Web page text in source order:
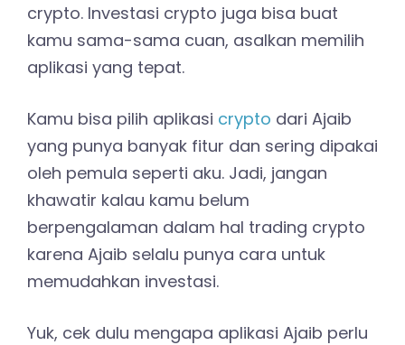
crypto. Investasi crypto juga bisa buat
kamu sama-sama cuan, asalkan memilih
aplikasi yang tepat.
Kamu bisa pilih aplikasi crypto dari Ajaib
yang punya banyak fitur dan sering dipakai
oleh pemula seperti aku. Jadi, jangan
khawatir kalau kamu belum
berpengalaman dalam hal trading crypto
karena Ajaib selalu punya cara untuk
memudahkan investasi.
Yuk, cek dulu mengapa aplikasi Ajaib perlu